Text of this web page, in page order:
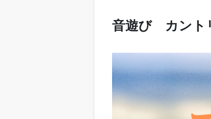
音遊び カント